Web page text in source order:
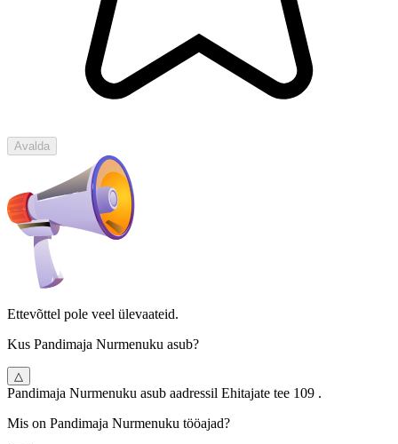
Avalda
Ettevõttel pole veel ülevaateid.
Kus Pandimaja Nurmenuku asub?
△
Pandimaja Nurmenuku asub aadressil Ehitajate tee 109 .
Mis on Pandimaja Nurmenuku tööajad?